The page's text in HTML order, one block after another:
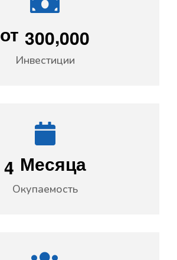
от 300,000
Инвестиции
4 Месяца
Окупаемость